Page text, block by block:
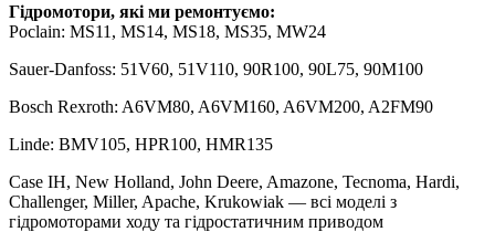
Гідромотори, які ми ремонтуємо:
Poclain: MS11, MS14, MS18, MS35, MW24
Sauer-Danfoss: 51V60, 51V110, 90R100, 90L75, 90M100
Bosch Rexroth: A6VM80, A6VM160, A6VM200, A2FM90
Linde: BMV105, HPR100, HMR135
Case IH, New Holland, John Deere, Amazone, Tecnoma, Hardi,
Challenger, Miller, Apache, Krukowiak — всі моделі з
гідромоторами ходу та гідростатичним приводом